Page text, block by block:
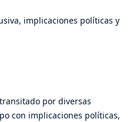
implicaciones políticas y
por diversas
con implicaciones políticas,